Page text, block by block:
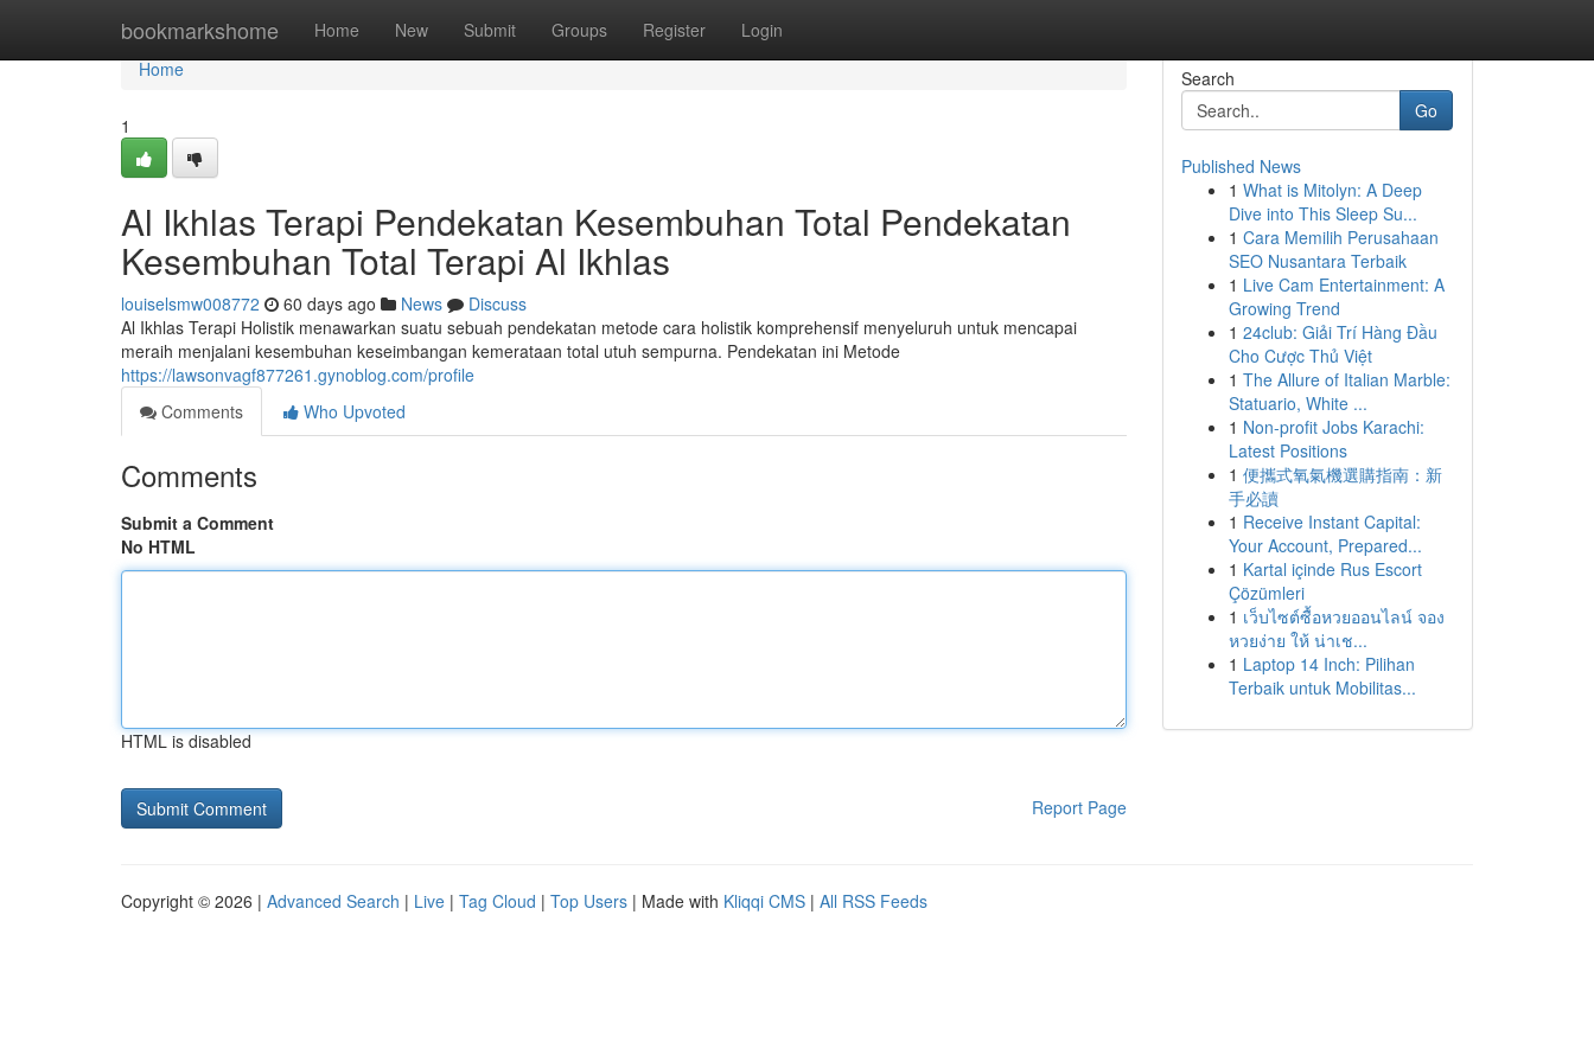
bookmarkshome Home New Submit Groups Register Login
Home
Home
1
Al Ikhlas Terapi Pendekatan Kesembuhan Total Pendekatan
Kesembuhan Total Terapi Al Ikhlas
louiselsmw008772 60 days ago News
Discuss
Al Ikhlas Terapi Holistik menawarkan suatu sebuah pendekatan metode cara holistik komprehensif menyeluruh untuk mencapai
meraih menjalani kesembuhan keseimbangan kemerataan total utuh sempurna. Pendekatan ini Metode
https://lawsonvagf877261.gynoblog.com/profile
Comments
Who Upvoted
Comments
Submit a Comment
No HTML
HTML is disabled
Report Page
Search
Go
Published News
1 What is Mitolyn: A Deep
Dive into This Sleep Su...
1 Cara Memilih Perusahaan
SEO Nusantara Terbaik
1 Live Cam Entertainment: A
Growing Trend
1 24club: Giải Trí Hàng Đầu
Cho Cược Thủ Việt
1 The Allure of Italian Marble:
Statuario, White ...
1 Non-profit Jobs Karachi:
Latest Positions
1 便攜式氧氣機選購指南：新
手必讀
1 Receive Instant Capital:
Your Account, Prepared...
1 Kartal içinde Rus Escort
Çözümleri
1 เว็บไซต์ซื้อหวยออนไลน์ จอง
หวยง่าย ให้ น่าเช...
1 Laptop 14 Inch: Pilihan
Terbaik untuk Mobilitas...
Copyright © 2026 | Advanced Search | Live | Tag Cloud | Top Users | Made with Kliqqi CMS | All RSS Feeds